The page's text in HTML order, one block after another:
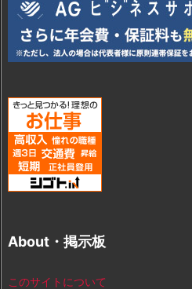
About・掲示板
このサイトについて